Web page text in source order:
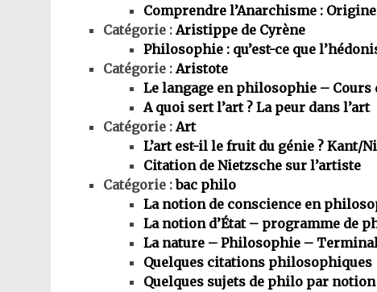
Comprendre l’Anarchisme :
Catégorie :Aristippe de Cyrène
Philosophie : qu’est-ce que
Catégorie :Aristote
Le langage en philosophie –
A quoi sert l’art ? La peur dans l’art
Catégorie :Art
L’art est-il le fruit du génie ? Kant/
Citation de Nietzsche sur l’artiste
Catégorie :bac philo
La notion de conscience en
La notion d’État – programme de
La nature – Philosophie –
Quelques citations philosophiques
Quelques sujets de philo par notion